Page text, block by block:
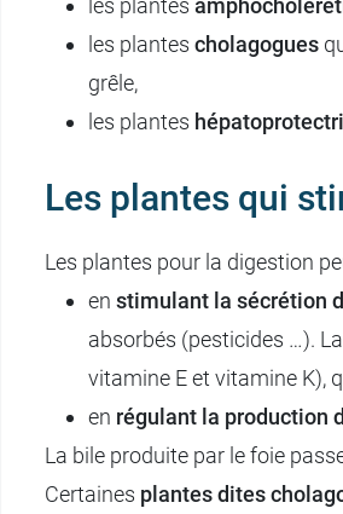
les plantes
les plantes cholagogues
grêle,
les plantes
Les plantes qui
Les plantes pour la digestion
en stimulant la sécrétion
absorbés (pesticides …).
vitamine E et vitamine K),
en régulant la production
La bile produite par le foie
Certaines plantes dites